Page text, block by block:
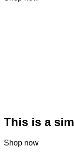
This is a
Shop now